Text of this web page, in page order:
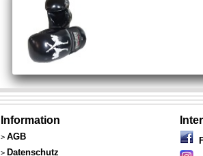
Information
> AGB
> Datenschutz